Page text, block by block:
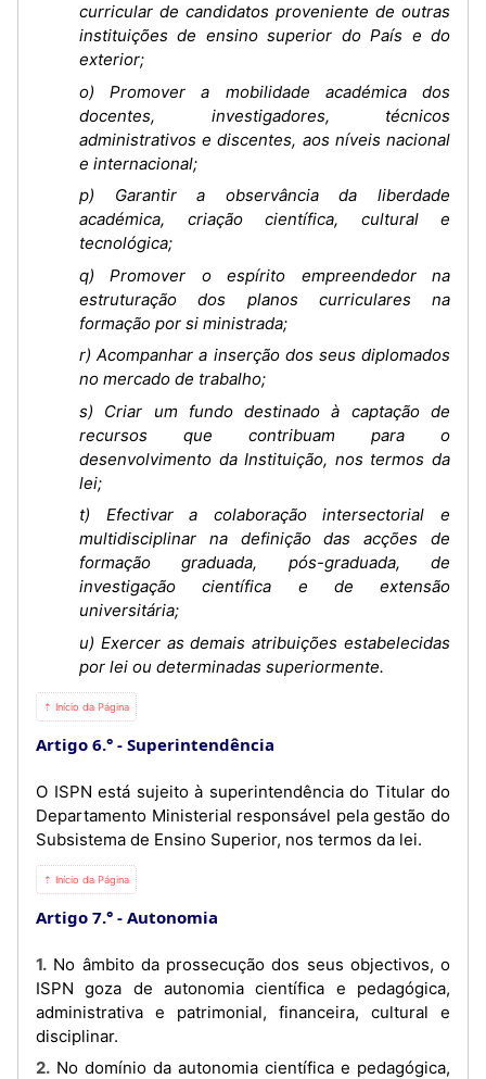
curricular de candidatos proveniente de outras
instituições de ensino superior do País e do
exterior;
o) Promover a mobilidade académica dos
docentes, investigadores, técnicos
administrativos e discentes, aos níveis nacional
e internacional;
p) Garantir a observância da liberdade
académica, criação científica, cultural e
tecnológica;
q) Promover o espírito empreendedor na
estruturação dos planos curriculares na
formação por si ministrada;
r) Acompanhar a inserção dos seus diplomados
no mercado de trabalho;
s) Criar um fundo destinado à captação de
recursos que contribuam para o
desenvolvimento da Instituição, nos termos da
lei;
t) Efectivar a colaboração intersectorial e
multidisciplinar na definição das acções de
formação graduada, pós-graduada, de
investigação científica e de extensão
universitária;
u) Exercer as demais atribuições estabelecidas
por lei ou determinadas superiormente.
⇡ Início da Página
Artigo 6.° Superintendência
O ISPN está sujeito à superintendência do Titular do
Departamento Ministerial responsável pela gestão do
Subsistema de Ensino Superior, nos termos da lei.
⇡ Início da Página
Artigo 7.° Autonomia
1. No âmbito da prossecução dos seus objectivos, o
ISPN goza de autonomia científica e pedagógica,
administrativa e patrimonial, financeira, cultural e
disciplinar.
2. No domínio da autonomia científica e pedagógica,